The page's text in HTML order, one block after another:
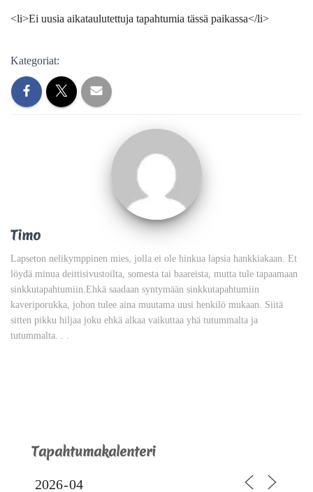
<li>Ei uusia aikataulutettuja tapahtumia tässä paikassa</li>
Kategoriat:
Timo
Lapseton nelikymppinen mies, jolla ei ole hinkua lapsia hankkiakaan. Et
löydä minua deittisivustoilta, somesta tai baareista, mutta tule tapaamaan
sinkkutapahtumiin.Ehkä saadaan syntymään sinkkutapahtumiin
kaveriporukka, johon tulee aina muutama uusi henkilö mukaan. Siitä
sitten pikku hiljaa joku ehkä alkaa vaikuttaa yhä tutummalta ja
tutummalta. . .
Tapahtumakalenteri